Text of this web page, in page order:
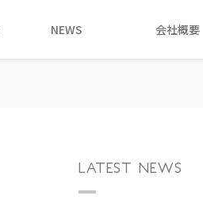
NEWS 会社概要
LATEST NEWS